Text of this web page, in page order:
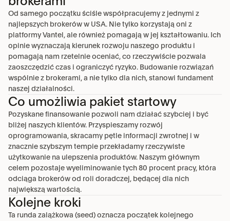
Od samego początku ściśle współpracujemy z jednymi z
najlepszych brokerów w USA. Nie tylko korzystają oni z
platformy Vantel, ale również pomagają w jej kształtowaniu. Ich
opinie wyznaczają kierunek rozwoju naszego produktu i
pomagają nam rzetelnie oceniać, co rzeczywiście pozwala
zaoszczędzić czas i ograniczyć ryzyko. Budowanie rozwiązań
wspólnie z brokerami, a nie tylko dla nich, stanowi fundament
naszej działalności.
Co umożliwia pakiet startowy
Pozyskane finansowanie pozwoli nam działać szybciej i być
bliżej naszych klientów. Przyspieszamy rozwój
oprogramowania, skracamy pętle informacji zwrotnej i w
znacznie szybszym tempie przekładamy rzeczywiste
użytkowanie na ulepszenia produktów. Naszym głównym
celem pozostaje wyeliminowanie tych 80 procent pracy, która
odciąga brokerów od roli doradczej, będącej dla nich
największą wartością.
Kolejne kroki
Ta runda zalążkowa (seed) oznacza początek kolejnego